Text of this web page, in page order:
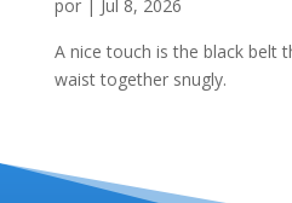
por | Jul 8, 2026
A nice touch is the black belt
waist together snugly.